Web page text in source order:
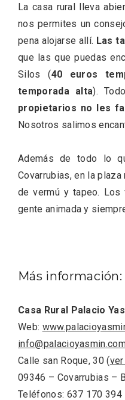
La casa rural lleva
nos permites un
pena alojarse allí. Las
que las que puedas
Silos (40 euros
temporada alta).
propietarios no les
Nosotros salimos
Además de todo lo
Covarrubias, en la
de vermú y tapeo. Los
gente animada y
Más información:
Casa Rural Palacio
Web:
Calle san Roque, 30 (
09346 – Covarrubias –
Teléfonos: 637 170
Enoturismo
La Olmilla, en
Paseo nocturno